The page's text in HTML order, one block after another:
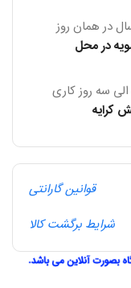
در همان روز
در محل
سه روز کاری
کرایه
قوانین گارانتی
شرایط برگشت کالا